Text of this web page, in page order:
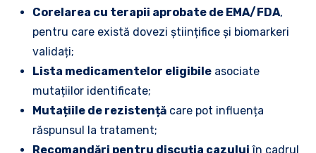
Corelarea cu terapii aprobate de EMA/FDA,
pentru care există dovezi științifice și biomarkeri
validați;
Lista medicamentelor eligibileasociate
mutațiilor identificate;
Mutațiile de rezistențăcare pot influența
răspunsul la tratament;
Recomandări pentru discuția cazului în cadrul